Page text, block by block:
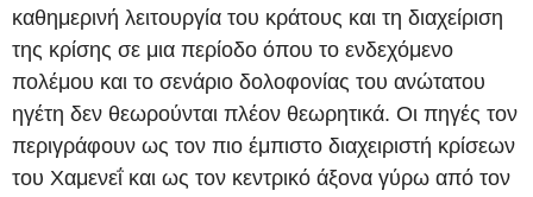
καθημερινή λειτουργία του κράτους και τη διαχείριση
της κρίσης σε μια περίοδο όπου το ενδεχόμενο
πολέμου και το σενάριο δολοφονίας του ανώτατου
ηγέτη δεν θεωρούνται πλέον θεωρητικά. Οι πηγές τον
περιγράφουν ως τον πιο έμπιστο διαχειριστή κρίσεων
του Χαμενεΐ και ως τον κεντρικό άξονα γύρω από τον